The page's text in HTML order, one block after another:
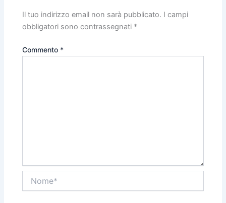
Il tuo indirizzo email non sarà pubblicato. I campi
obbligatori sono contrassegnati *
Commento *